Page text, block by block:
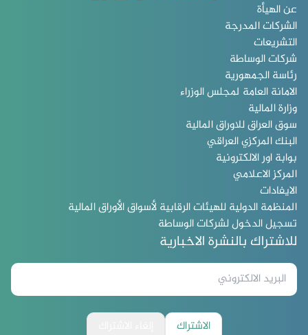
عن الهيأة
الشركات المدرجة
التشريعات
شركات الوساطة
رئاسة الجمهورية
الامانة العامة لمجلس الوزراء
وزارة المالية
سوق العراق للاوراق المالية
البنك المركزي العراقي
بوابة اور الالكترونية
المركز الاعلامي
الايفادات
المنظمة الدولية للهيئات الرقابية لأسواق الأوراق المالية
تسجيل الدخول لشركات الوساطة
للاشتراك بالنشرة الاخبارية
الاشتراك